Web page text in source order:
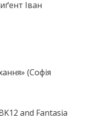
Іван
(Софія
and Fantasia